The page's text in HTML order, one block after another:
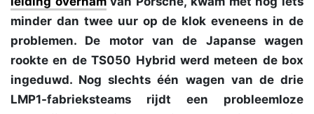
minder dan twee uur op de klok eveneens in de
problemen. De motor van de Japanse wagen
rookte en de TS050 Hybrid werd meteen de box
ingeduwd. Nog slechts één wagen van de drie
LMP1-fabrieksteams rijdt een probleemloze